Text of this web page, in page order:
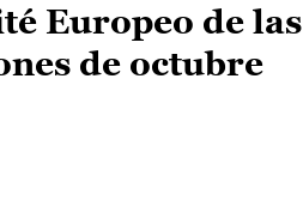
Europeo de las
de octubre